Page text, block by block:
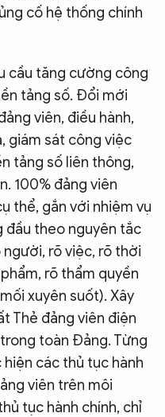
cố hệ thống chính
cầu tăng cường công
tảng số. Đổi mới
viên, điều hành,
giám sát công việc
tảng số liên thông,
100% đảng viên
thể, gắn với nhiệm vụ
đầu theo nguyên tắc
rõ việc, rõ thời
rõ thẩm quyền
xuyên suốt). Xây
Thẻ đảng viên điện
toàn Đảng. Từng
các thủ tục hành
viên trên môi
tục hành chính, chỉ